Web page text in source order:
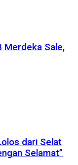
Merdeka Sale,
dari Selat
Selamat”